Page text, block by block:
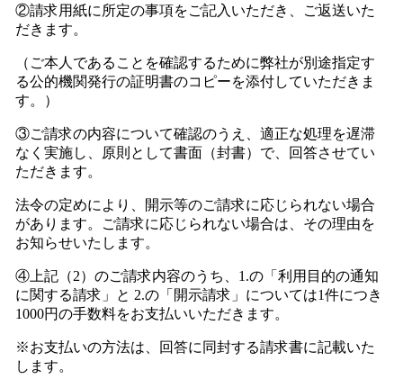
②請求用紙に所定の事項をご記入いただき、ご返送いた
だきます。
（ご本人であることを確認するために弊社が別途指定す
る公的機関発行の証明書のコピーを添付していただきま
す。）
③ご請求の内容について確認のうえ、適正な処理を遅滞
なく実施し、原則として書面（封書）で、回答させてい
ただきます。
法令の定めにより、開示等のご請求に応じられない場合
があります。ご請求に応じられない場合は、その理由を
お知らせいたします。
④上記（2）のご請求内容のうち、1.の「利用目的の通知
に関する請求」と 2.の「開示請求」については1件につき
1000円の手数料をお支払いいただきます。
※お支払いの方法は、回答に同封する請求書に記載いた
します。